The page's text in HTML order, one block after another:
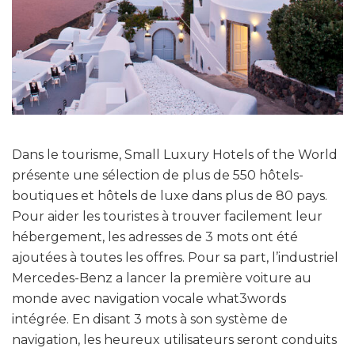
Dans le tourisme, Small Luxury Hotels of the World
présente une sélection de plus de 550 hôtels-
boutiques et hôtels de luxe dans plus de 80 pays.
Pour aider les touristes à trouver facilement leur
hébergement, les adresses de 3 mots ont été
ajoutées à toutes les offres. Pour sa part, l’industriel
Mercedes-Benz a lancer la première voiture au
monde avec navigation vocale what3words
intégrée. En disant 3 mots à son système de
navigation, les heureux utilisateurs seront conduits